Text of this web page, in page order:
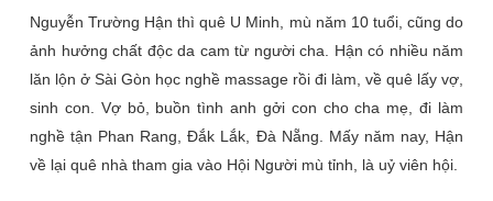
Nguyễn Trường Hận thì quê U Minh, mù năm 10 tuổi, cũng do
ảnh hưởng chất độc da cam từ người cha. Hận có nhiều năm
lăn lộn ở Sài Gòn học nghề massage rồi đi làm, về quê lấy vợ,
sinh con. Vợ bỏ, buồn tình anh gởi con cho cha mẹ, đi làm
nghề tận Phan Rang, Đắk Lắk, Đà Nẵng. Mấy năm nay, Hận
về lại quê nhà tham gia vào Hội Người mù tỉnh, là uỷ viên hội.